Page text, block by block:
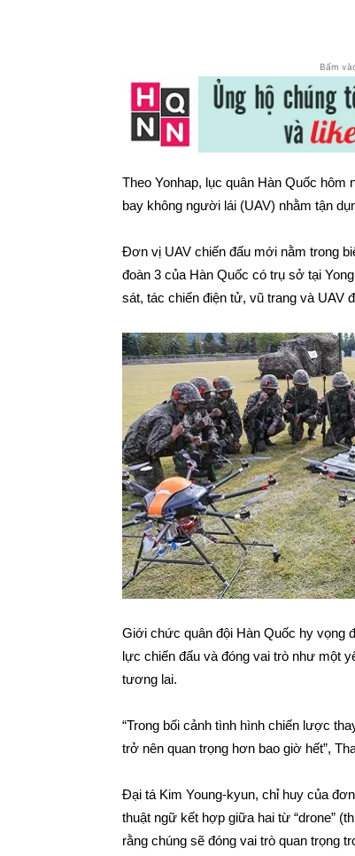
Bấm
Theo Yonhap, lục quân Hàn Quốc
bay không người lái (UAV) nhằm tận
Đơn vị UAV chiến đấu mới nằm trong
đoàn 3 của Hàn Quốc có trụ sở tại
sát, tác chiến điện tử, vũ trang và UAV
Giới chức quân đội Hàn Quốc hy vọng
lực chiến đấu và đóng vai trò như một
tương lai.
“Trong bối cảnh tình hình chiến lược
trở nên quan trọng hơn bao giờ hết”,
Đại tá Kim Young-kyun, chỉ huy của
thuật ngữ kết hợp giữa hai từ “drone”
rằng chúng sẽ đóng vai trò quan trọng